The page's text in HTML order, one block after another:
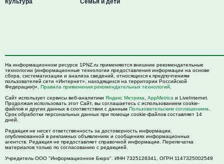
На информационном ресурсе 1PNZ.ru применяются внешние рекомендательные
технологии (информационные технологии предоставления информации на основе
сбора, систематизации и анализа сведений, относящихся к предпочтениям
пользователей сети «Интернет», находящихся на территории Российской
Федерации)». Правила применения рекомендательных технологий
Сайт использует сервисы веб-аналитики Яндекс Метрика AppMetrica и LiveInternet.
Продолжая использовать этот Сайт, вы соглашаетесь с использованием cookie-
файлов и других данных в соответствии с данным Пользовательским соглашением
Срок обработки персональных данных при помощи cookie-файлов составляет 14
дней.
Редакция не несет ответственность за достоверность информации,
опубликованной в рекламных объявлениях и сообщениях информационных
агентств. Редакция не предоставляет справочной информации. Перепечатка
материалов только по согласованию с редакцией.
Учредитель ООО "Информационное Бюро". ИНН 7325128341, ОГРН 1147325002549